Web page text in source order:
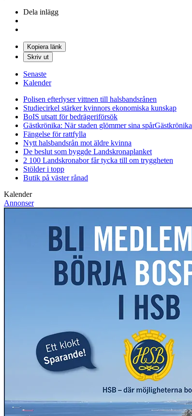
Dela inlägg
Kopiera länk
Skriv ut
Senaste
Kalender
Polisen efterlyser vittnen till halsbandsrånen
Studiecirkel stärker kvinnors ekonomiska kunskap
BoIS utsatt för bedrägeriförsök
Gästkrönika: När staden glömmer sina spårGästkrönika
Fängelse för rattfylla
Nytt halsbandsrån mot äldre kvinna
De beslut som byggde Landskronaplanket
2 100 Landskronabor får tycka till om tryggheten
Stölder i topp
Butik på väster rånad
Kalender
Annonser